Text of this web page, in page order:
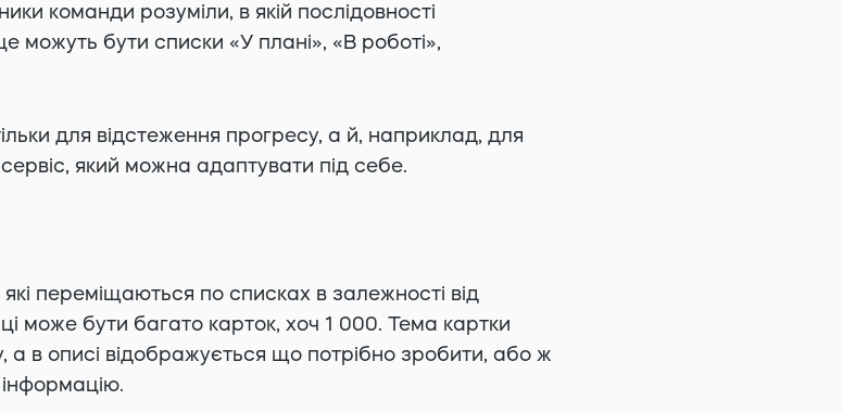
команди розуміли, в якій послідовності
можуть бути списки «У плані», «В роботі»,
для відстеження прогресу, а й, наприклад, для
який можна адаптувати під себе.
переміщаються по списках в залежності від
може бути багато карток, хоч 1 000. Тема картки
а в описі відображується що потрібно зробити, або ж